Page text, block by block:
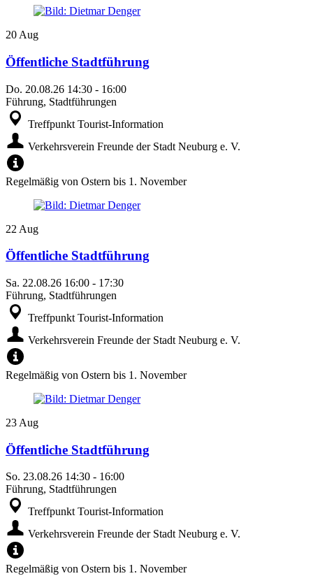
20 Aug
Öffentliche Stadtführung
Do. 20.08.26 14:30 - 16:00
Führung, Stadtführungen
Treffpunkt Tourist-Information
Verkehrsverein Freunde der Stadt Neuburg e. V.
Regelmäßig von Ostern bis 1. November
22 Aug
Öffentliche Stadtführung
Sa. 22.08.26 16:00 - 17:30
Führung, Stadtführungen
Treffpunkt Tourist-Information
Verkehrsverein Freunde der Stadt Neuburg e. V.
Regelmäßig von Ostern bis 1. November
23 Aug
Öffentliche Stadtführung
So. 23.08.26 14:30 - 16:00
Führung, Stadtführungen
Treffpunkt Tourist-Information
Verkehrsverein Freunde der Stadt Neuburg e. V.
Regelmäßig von Ostern bis 1. November